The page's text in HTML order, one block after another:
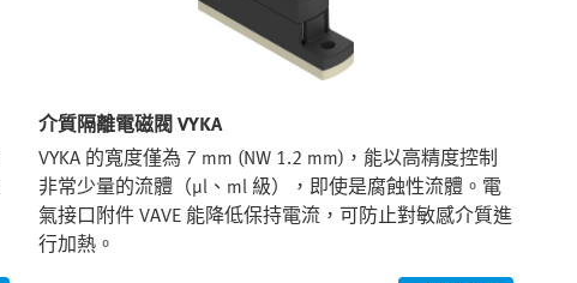
介質隔離電磁閥 VYKA
VYKA 的寬度僅為 7 mm (NW 1.2 mm)，能以高精度控制
非常少量的流體（µl、ml 級），即使是腐蝕性流體。電
氣接口附件 VAVE 能降低保持電流，可防止對敏感介質進
行加熱。